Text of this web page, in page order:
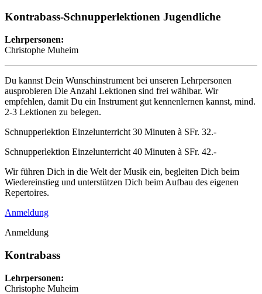
Kontrabass-Schnupperlektionen Jugendliche
Lehrpersonen:
Christophe Muheim
Du kannst Dein Wunschinstrument bei unseren Lehrpersonen
ausprobieren Die Anzahl Lektionen sind frei wählbar. Wir
empfehlen, damit Du ein Instrument gut kennenlernen kannst, mind.
2-3 Lektionen zu belegen.
Schnupperlektion Einzelunterricht 30 Minuten à SFr. 32.-
Schnupperlektion Einzelunterricht 40 Minuten à SFr. 42.-
Wir führen Dich in die Welt der Musik ein, begleiten Dich beim
Wiedereinstieg und unterstützen Dich beim Aufbau des eigenen
Repertoires.
Anmeldung
Anmeldung
Kontrabass
Lehrpersonen:
Christophe Muheim